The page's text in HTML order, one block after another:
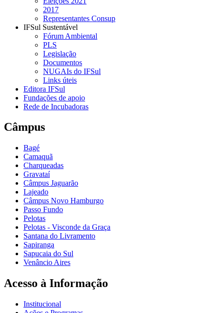
2017
Representantes Consup
IFSul Sustentável
Fórum Ambiental
PLS
Legislação
Documentos
NUGAIs do IFSul
Links úteis
Editora IFSul
Fundações de apoio
Rede de Incubadoras
Câmpus
Bagé
Camaquã
Charqueadas
Gravataí
Câmpus Jaguarão
Lajeado
Câmpus Novo Hamburgo
Passo Fundo
Pelotas
Pelotas - Visconde da Graça
Santana do Livramento
Sapiranga
Sapucaia do Sul
Venâncio Aires
Acesso à Informação
Institucional